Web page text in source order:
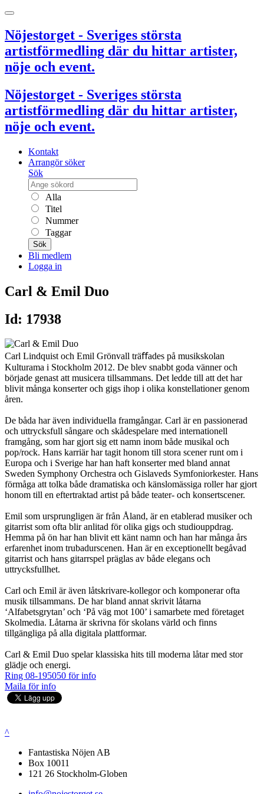
Nöjestorget - Sveriges största
artistförmedling där du hittar artister,
nöje och event.
Nöjestorget - Sveriges största
artistförmedling där du hittar artister,
nöje och event.
Kontakt
Arrangör söker
Sök
Alla
Titel
Nummer
Taggar
Sök
Bli medlem
Logga in
Carl & Emil Duo
Id: 17938
Carl Lindquist och Emil Grönvall träﬀades på musikskolan
Kulturama i Stockholm 2012. De blev snabbt goda vänner och
började genast att musicera tillsammans. Det ledde till att det har
blivit många konserter och gigs ihop i olika konstellationer genom
åren.
De båda har även individuella framgångar. Carl är en passionerad
och uttrycksfull sångare och skådespelare med internationell
framgång, som har gjort sig ett namn inom både musikal och
pop/rock. Hans karriär har tagit honom till stora scener runt om i
Europa och i Sverige har han haft konserter med bland annat
Sweden Symphony Orchestra och Gislaveds Symfoniorkester. Hans
förmåga att tolka både dramatiska och känslomässiga roller har gjort
honom till en eftertraktad artist på både teater- och konsertscener.
Emil som ursprungligen är från Åland, är en etablerad musiker och
gitarrist som ofta blir anlitad för olika gigs och studiouppdrag.
Hemma på ön har han blivit ett känt namn och han har många års
erfarenhet inom trubadurscenen. Han är en exceptionellt begåvad
gitarrist och hans gitarrspel präglas av både elegans och
uttrycksfullhet.
Carl och Emil är även låtskrivare-kollegor och komponerar ofta
musik tillsammans. De har bland annat skrivit låtarna
‘Alfabetsgrytan’ och ‘På väg mot 100’ i samarbete med företaget
Skolmedia. Låtarna är skrivna för skolans värld och finns
tillgängliga på alla digitala plattformar.
Carl & Emil Duo spelar klassiska hits till moderna låtar med stor
glädje och energi.
Ring 08-195050 för info
Maila för info
^
Fantastiska Nöjen AB
Box 10011
121 26 Stockholm-Globen